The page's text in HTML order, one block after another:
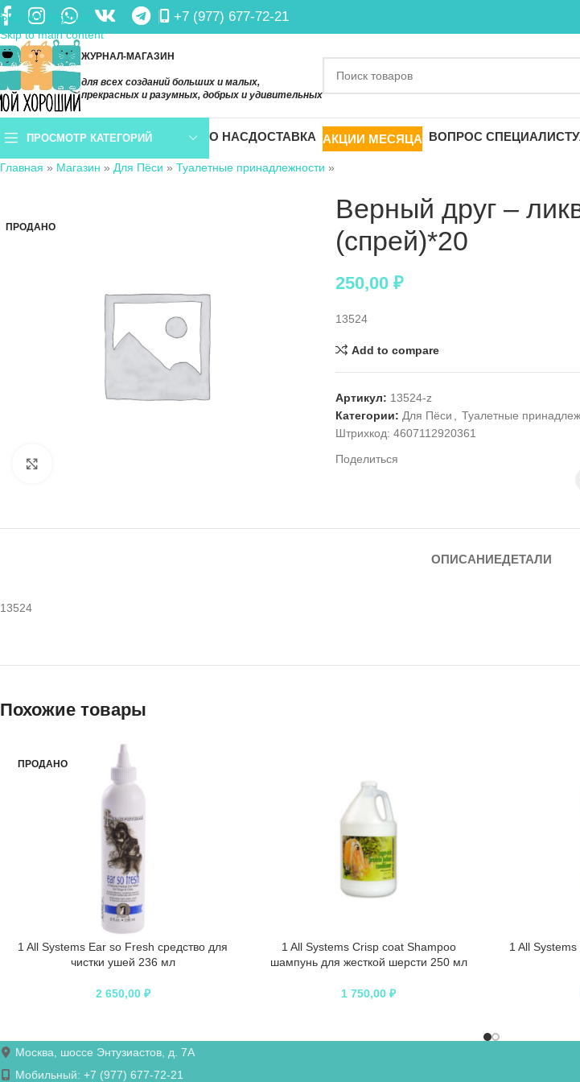
Skip to navigation
Skip to main content
+7 (977) 677-72-21
ЖУРНАЛ-МАГАЗИН
для всех созданий больших и малых,
прекрасных и разумных, добрых и удивительных
ПРОСМОТР КАТЕГОРИЙ О НАСДОСТАВКА АКЦИИ МЕСЯЦА ВОПРОС СПЕЦИАЛИСТУ
Главная » Магазин » Для Пёси » Туалетные принадлежности »
ПРОДАНО
Верный друг –
(спрей)*20
250,00₽
13524
Add to compare
Артикул: 13524-z
Категории: Для Пёси
Туалетные
Штрихкод:4607112920361
Поделиться
ОПИСАНИЕДЕТАЛИ
13524
Похожие товары
ПРОДАНО
1 All Systems Ear so Fresh средство для
чистки ушей 236 мл
2 650,00 ₽
1 All Systems Crisp coat Shampoo
шампунь для жесткой шерсти 250 мл
1 750,00₽
1 All Systems
Москва, шоссе Энтузиастов, д. 7А
Мобильный: +7 (977) 677-72-21